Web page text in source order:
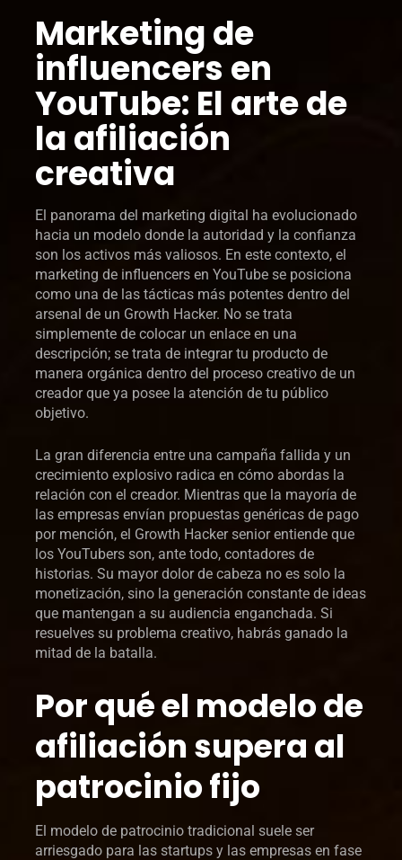
Marketing de
influencers en
YouTube: El arte de
la afiliación
creativa
El panorama del marketing digital ha evolucionado
hacia un modelo donde la autoridad y la confianza
son los activos más valiosos. En este contexto, el
marketing de influencers en YouTube se posiciona
como una de las tácticas más potentes dentro del
arsenal de un Growth Hacker. No se trata
simplemente de colocar un enlace en una
descripción; se trata de integrar tu producto de
manera orgánica dentro del proceso creativo de un
creador que ya posee la atención de tu público
objetivo.
La gran diferencia entre una campaña fallida y un
crecimiento explosivo radica en cómo abordas la
relación con el creador. Mientras que la mayoría de
las empresas envían propuestas genéricas de pago
por mención, el Growth Hacker senior entiende que
los YouTubers son, ante todo, contadores de
historias. Su mayor dolor de cabeza no es solo la
monetización, sino la generación constante de ideas
que mantengan a su audiencia enganchada. Si
resuelves su problema creativo, habrás ganado la
mitad de la batalla.
Por qué el modelo de
afiliación supera al
patrocinio fijo
El modelo de patrocinio tradicional suele ser
arriesgado para las startups y las empresas en fase